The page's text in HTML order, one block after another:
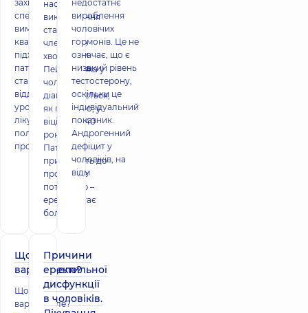
захворювання
специфічні і
вимагають
кваліфікованого
підходу. Лікувати
патології можна в
стаціонарі, у
відділенні
урології,
лікування в
поліклініці
проводитьс
наслідок,
викривлення
статевого
члена – це
хвороба
Пейроні, яка у
чоловіків
діагностується,
як правило, у
віці після 40
років.
Патологія
призводить до
проблем з
потенцією –
ерекція стає
болісно
недостатнє
вироблення
чоловічих
гормонів. Це не
означає, що є
низький рівень
тестостерону,
оскільки це
індивідуальний
показник.
Андрогенний
дефіцит у
чоловіків, на
відм
Що таке
варикоцеле?
Що таке
варикоцеле?
Причини
еректильної
дисфункції
в чоловіків.